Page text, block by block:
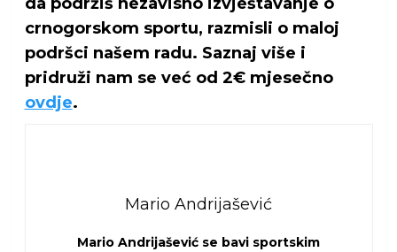
crnogorskom sportu, razmisli o maloj
podršci našem radu. Saznaj više i
pridruži nam se već od 2€ mjesečno
ovdje.
Mario Andrijašević
Mario Andrijašević se bavi sportskim